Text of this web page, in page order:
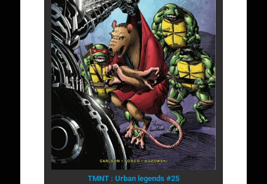
TMNT : Urban legends #25